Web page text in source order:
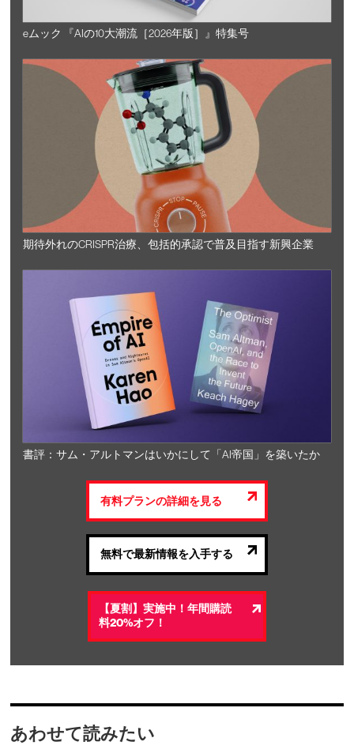
eムック 『AIの10大潮流［2026年版］』特集号
期待外れのCRISPR治療、包括的承認で普及目指す新興企業
書評：サム・アルトマンはいかにして「AI帝国」を築いたか
有料プランの詳細を見る
無料で最新情報を入手する
【夏割】実施中！年間購読
料20%オフ！
あわせて読みたい